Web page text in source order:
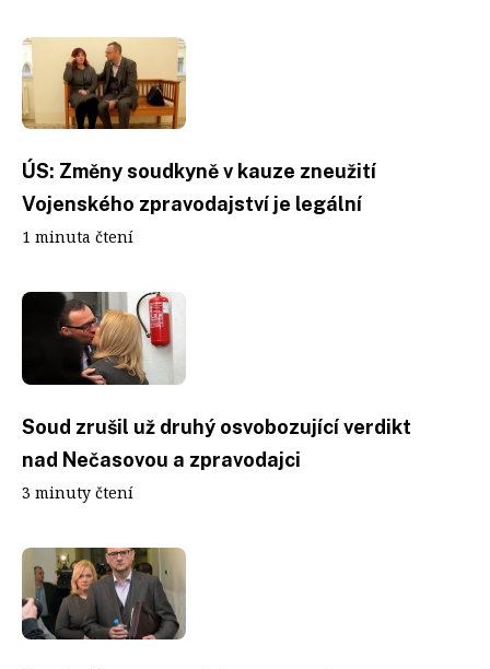
ÚS: Změny soudkyně v kauze zneužití
Vojenského zpravodajství je legální
1 minuta čtení
Soud zrušil už druhý osvobozující verdikt
nad Nečasovou a zpravodajci
3 minuty čtení